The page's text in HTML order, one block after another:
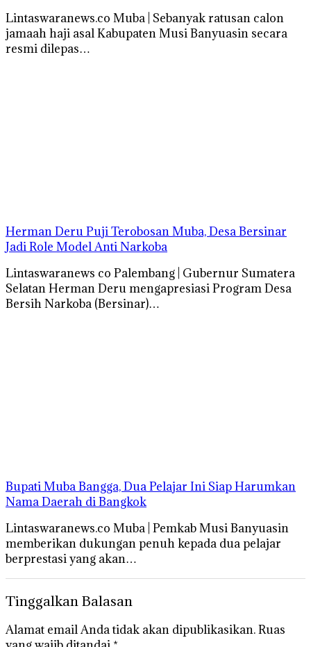
Lintaswaranews.co Muba | Sebanyak ratusan calon
jamaah haji asal Kabupaten Musi Banyuasin secara
resmi dilepas…
Herman Deru Puji Terobosan Muba, Desa Bersinar
Jadi Role Model Anti Narkoba
Lintaswaranews co Palembang | Gubernur Sumatera
Selatan Herman Deru mengapresiasi Program Desa
Bersih Narkoba (Bersinar)…
Bupati Muba Bangga, Dua Pelajar Ini Siap Harumkan
Nama Daerah di Bangkok
Lintaswaranews.co Muba | Pemkab Musi Banyuasin
memberikan dukungan penuh kepada dua pelajar
berprestasi yang akan…
Tinggalkan Balasan
Alamat email Anda tidak akan dipublikasikan.Ruas